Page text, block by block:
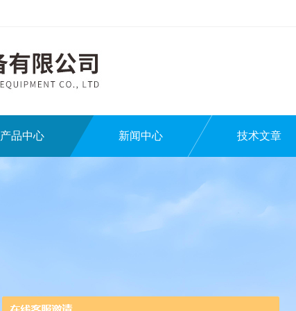
产品中心 新闻中心 技术文章